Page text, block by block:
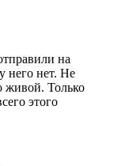
на
него нет. Не
живой. Только
этого